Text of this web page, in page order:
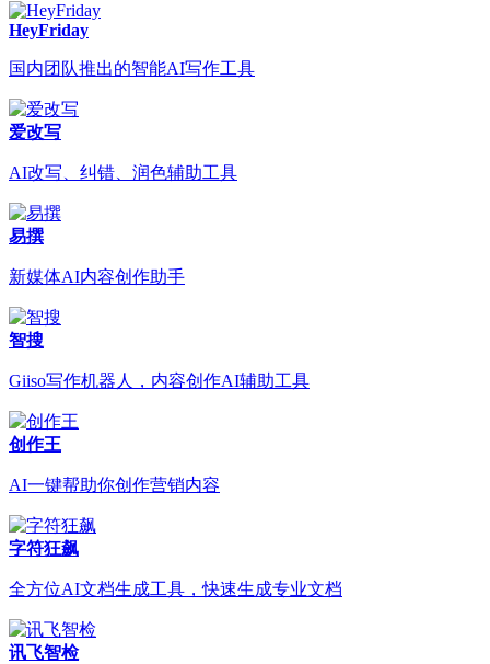
HeyFriday
国内团队推出的智能AI写作工具
爱改写
AI改写、纠错、润色辅助工具
易撰
新媒体AI内容创作助手
智搜
Giiso写作机器人，内容创作AI辅助工具
创作王
AI一键帮助你创作营销内容
字符狂飙
全方位AI文档生成工具，快速生成专业文档
讯飞智检